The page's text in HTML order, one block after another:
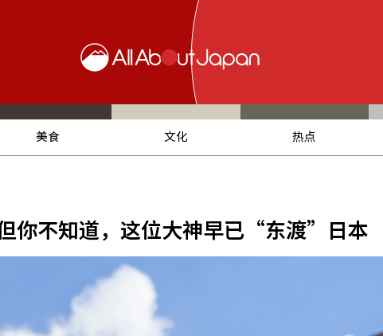
美食 文化 热点
你不知道，这位大神早已“东渡”日本